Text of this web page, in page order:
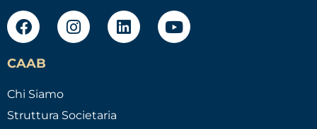
CAAB
Chi Siamo
Struttura Societaria